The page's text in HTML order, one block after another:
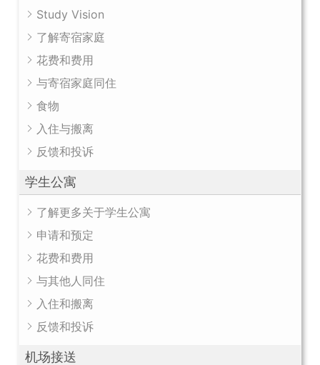
Study Vision
了解寄宿家庭
花费和费用
与寄宿家庭同住
食物
入住与搬离
反馈和投诉
学生公寓
了解更多关于学生公寓
申请和预定
花费和费用
与其他人同住
入住和搬离
反馈和投诉
机场接送